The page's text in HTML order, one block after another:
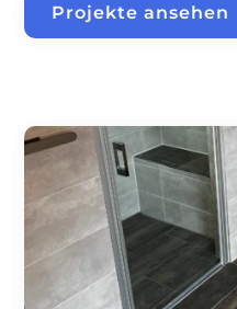
Projekte ansehen